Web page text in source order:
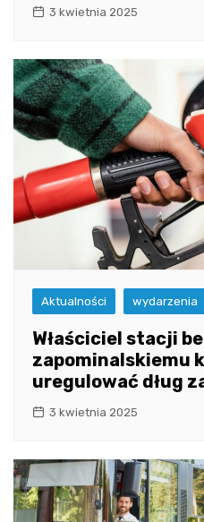
3 kwietnia 2025
Aktualności wydarzenia
Właściciel stacji
zapominalskiemu
uregulować dług
3 kwietnia 2025